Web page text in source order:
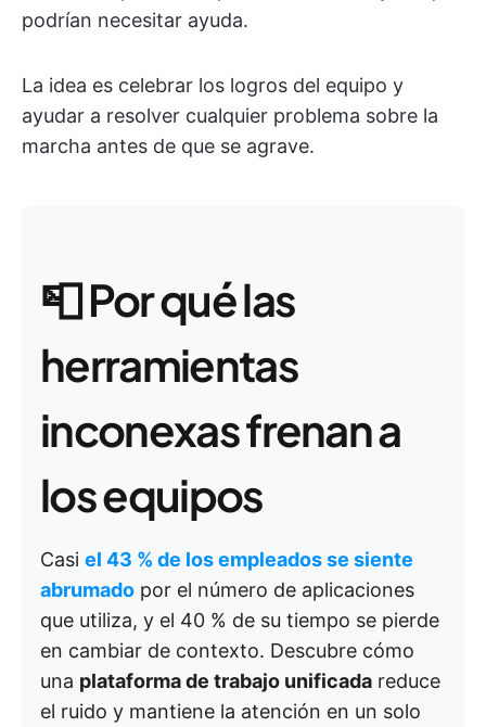
podrían necesitar ayuda.
La idea es celebrar los logros del equipo y
ayudar a resolver cualquier problema sobre la
marcha antes de que se agrave.
📮Por qué las
herramientas
inconexas frenan a
los equipos
Casi el 43 % de los empleados se siente
abrumado por el número de aplicaciones
que utiliza, y el 40 % de su tiempo se pierde
en cambiar de contexto. Descubre cómo
una plataforma de trabajo unificada reduce
el ruido y mantiene la atención en un solo